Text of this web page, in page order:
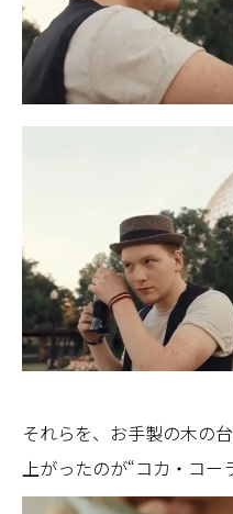
それらを、お手製の木の
上がったのが“コカ・コー